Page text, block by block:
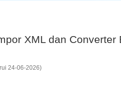
XML dan Converter
24-06-2026)